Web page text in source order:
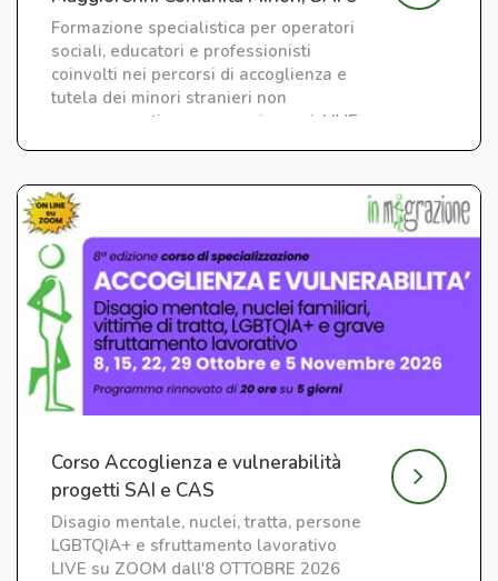
CAS
Formazione specialistica per operatori
sociali, educatori e professionisti
coinvolti nei percorsi di accoglienza e
tutela dei minori stranieri non
accompagnati e neo maggiorenni. LIVE
Corso Accoglienza e vulnerabilità
progetti SAI e CAS
Disagio mentale, nuclei, tratta, persone
LGBTQIA+ e sfruttamento lavorativo
LIVE su ZOOM dall'8 OTTOBRE 2026